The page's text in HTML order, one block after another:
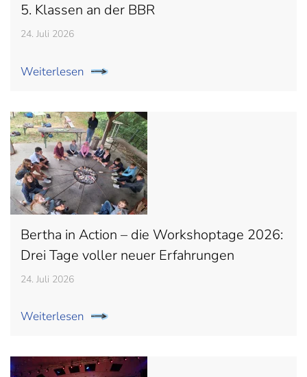
5. Klassen an der BBR
24. Juli 2026
Weiterlesen
Bertha in Action – die Workshoptage 2026:
Drei Tage voller neuer Erfahrungen
24. Juli 2026
Weiterlesen